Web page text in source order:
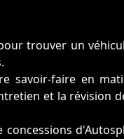
trouver un
savoir-faire en
et la révision